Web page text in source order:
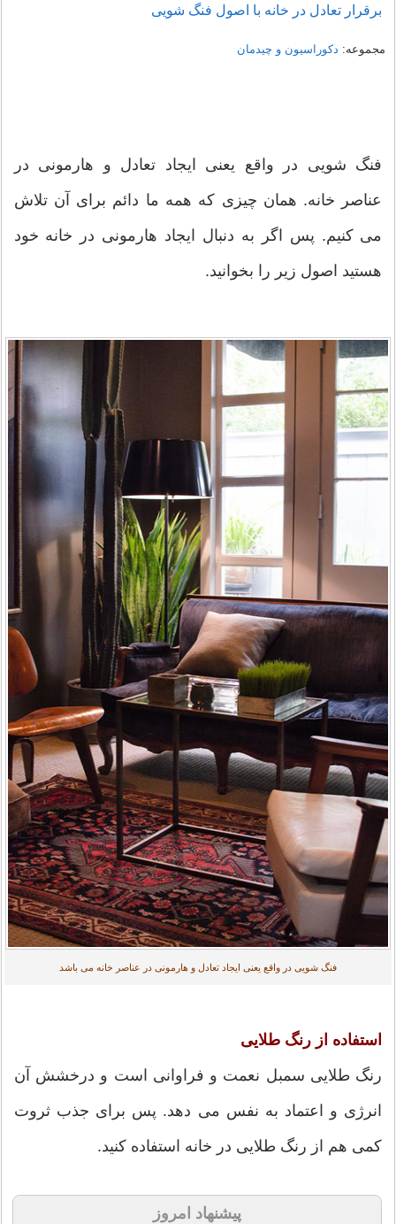
برقرار تعادل در خانه با اصول فنگ شویی
مجموعه: دکوراسیون و چیدمان
فنگ شویی در واقع یعنی ایجاد تعادل و هارمونی در
عناصر خانه. همان چیزی که همه ما دائم برای آن تلاش
می کنیم. پس اگر به دنبال ایجاد هارمونی در خانه خود
هستید اصول زیر را بخوانید.
فنگ شویی در واقع یعنی ایجاد تعادل و هارمونی در عناصر خانه می باشد
استفاده از رنگ طلایی
رنگ طلایی سمبل نعمت و فراوانی است و درخشش آن
انرژی و اعتماد به نفس می دهد. پس برای جذب ثروت
کمی هم از رنگ طلایی در خانه استفاده کنید.
پیشنهاد امروز